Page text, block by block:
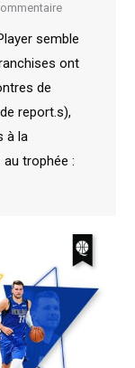
semble
ont
de
report.s),
à la
trophée :